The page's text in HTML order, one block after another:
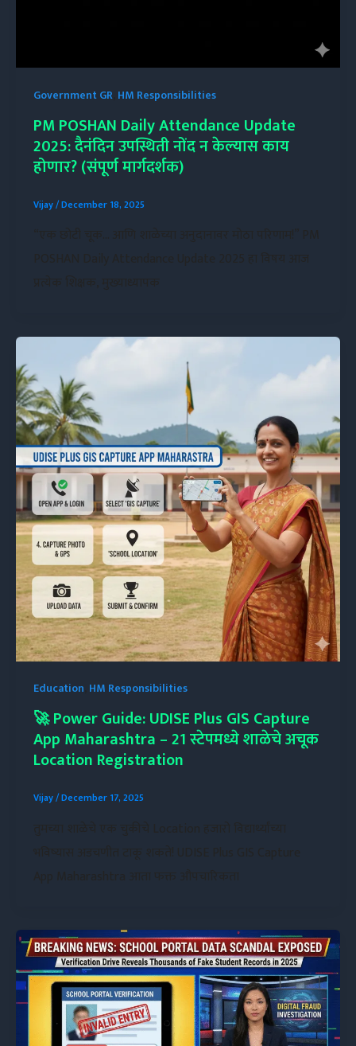
Government GR, HM Responsibilities
PM POSHAN Daily Attendance Update
2025: दैनंदिन उपस्थिती नोंद न केल्यास काय
होणार? (संपूर्ण मार्गदर्शक)
Vijay/December 18, 2025
Education HM Responsibilities
🚀 Power Guide: UDISE Plus GIS Capture
App Maharashtra – 21 स्टेपमध्ये शाळेचे अचूक
Location Registration
Vijay/December 17, 2025